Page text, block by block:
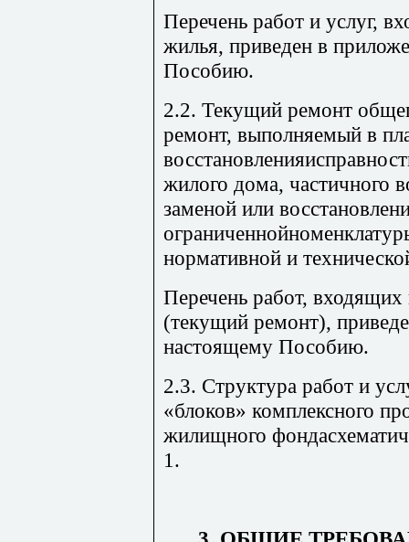
Перечень работ и услуг,
жилья, приведен в
Пособию.
2.2. Текущий ремонт
ремонт, выполняемый в
жилого дома, частичного
заменой или
нормативной и
Перечень работ,
(текущий ремонт),
настоящему Пособию.
2.3. Структура работ и
«блоков» комплексного
жилищного
1.